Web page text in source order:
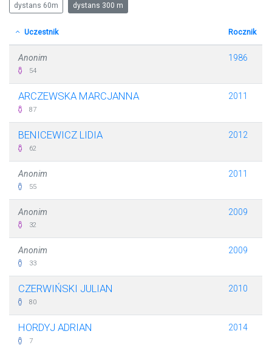
dystans 60m dystans 300 m
Uczestnik Rocznik
Anonim
54
1986
ARCZEWSKA MARCJANNA
87
2011
BENICEWICZ LIDIA
62
2012
Anonim
55
2011
Anonim
32
2009
Anonim
33
2009
CZERWIŃSKI JULIAN
80
2010
HORDYJ ADRIAN
7
2014